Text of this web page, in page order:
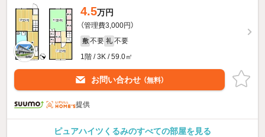
4.5万円
（管理費3,000円）
敷 不要 礼 不要
1階 / 3K / 59.0㎡
お問い合わせ （無料）
提供
ピュアハイツくるみのすべての部屋を見る